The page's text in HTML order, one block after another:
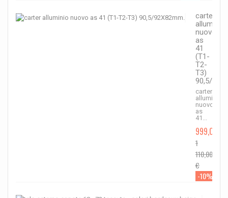
carter
alluminio
nuovo
as
41
(T1-
T2-
T3)
90,5/
carter
alluminio
nuovo
as
41...
999,00 €
1
110,00
€
-10%